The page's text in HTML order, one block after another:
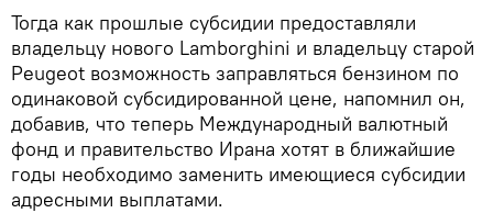
Тогда как прошлые субсидии предоставляли
владельцу нового Lamborghini и владельцу старой
Peugeot возможность заправляться бензином по
одинаковой субсидированной цене, напомнил он,
добавив, что теперь Международный валютный
фонд и правительство Ирана хотят в ближайшие
годы необходимо заменить имеющиеся субсидии
адресными выплатами.